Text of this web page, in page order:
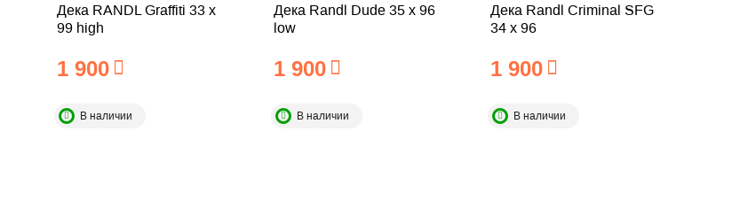
Дека RANDL Graffiti 33 x
99 high
1 900
Дека Randl Dude 35 x 96
low
1 900
Дека Randl Criminal SFG
34 x 96
1 900
В наличии В наличии В наличии